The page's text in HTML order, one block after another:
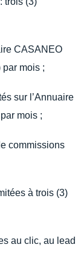
CASANEO
par mois ;
sur l’Annuaire
mois ;
commissions
à trois (3)
au clic, au lead